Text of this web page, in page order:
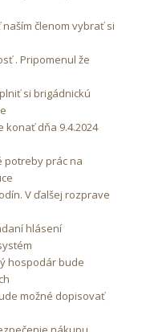
členom vybrať si
. Pripomenul že
si brigádnickú
dňa 9.4.2024
potreby prác na
V ďalšej rozprave
hlásení
hospodár bude
možné dopisovať